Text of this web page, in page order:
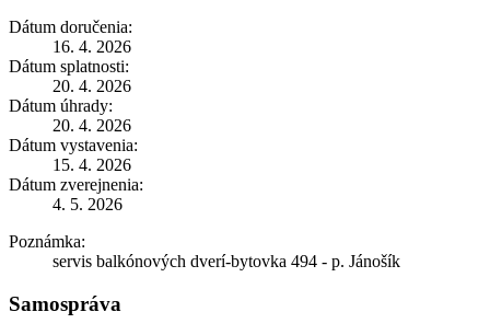
Dátum doručenia:
16. 4. 2026
Dátum splatnosti:
20. 4. 2026
Dátum úhrady:
20. 4. 2026
Dátum vystavenia:
15. 4. 2026
Dátum zverejnenia:
4. 5. 2026
Poznámka:
servis balkónových dverí-bytovka 494 - p. Jánošík
Samospráva